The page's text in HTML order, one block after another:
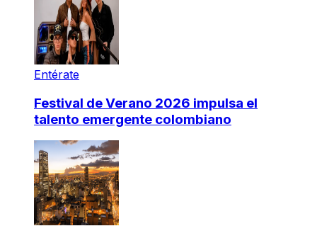
Entérate
Festival de Verano 2026 impulsa el
talento emergente colombiano